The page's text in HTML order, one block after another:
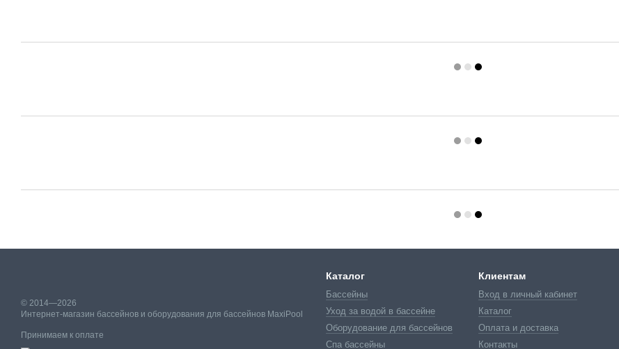
© 2014—2026
Интернет-магазин бассейнов и оборудования для бассейнов MaxiPool
Принимаем к оплате
Каталог
Бассейны
Уход за водой в бассейне
Оборудование для бассейнов
Спа бассейны
Клиентам
Вход в личный кабинет
Каталог
Оплата и доставка
Контакты